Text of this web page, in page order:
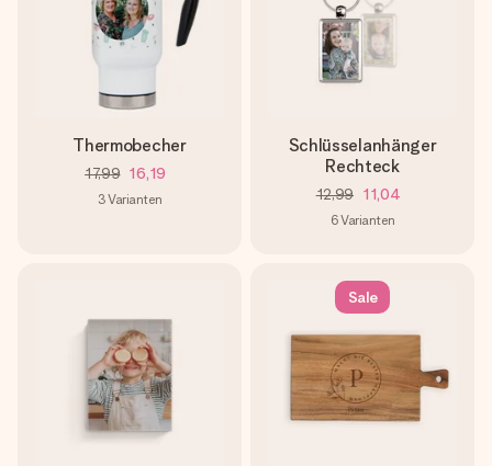
Thermobecher
17,99 16,19
3Varianten
Schlüsselanhänger
Rechteck
12,99 11,04
6Varianten
Sale